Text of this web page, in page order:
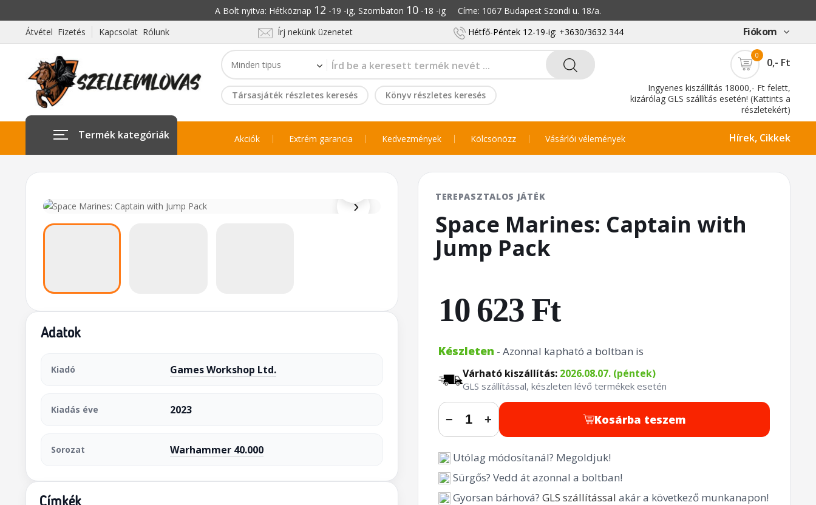
A Bolt nyitva: Hétköznap 12 -19 -ig, Szombaton 10-18 -ig Címe: 1067 Budapest Szondi u. 18/a.
Átvétel Fizetés
Kapcsolat Rólunk Írj nekünk üzenetet Hétfő-Péntek 12-19-ig: +3630/3632 344 Fiókom
Társasjáték részletes keresés Könyv részletes keresés
0
0,- Ft
Ingyenes kiszállítás 18000,- Ft felett,
kizárólag GLS szállítás esetén! (Kattints a
részletekért)
Termék kategóriák Akciók Extrém garancia Kedvezmények Kölcsönözz Vásárlói vélemények Hírek, Cikkek
›
Adatok
Kiadó Games Workshop Ltd.
Kiadás éve 2023
Sorozat Warhammer 40.000
TEREPASZTALOS JÁTÉK
Space Marines: Captain with
Jump Pack
10 623 Ft
Készleten - Azonnal kapható a boltban is
Várható kiszállítás: 2026.08.07. (péntek)
GLS szállítással, készleten lévő termékek esetén
− + Kosárba teszem
Utólag módosítanál? Megoldjuk!
Sürgős? Vedd át azonnal a boltban!
Gyorsan bárhová? GLS szállítással akár a következő munkanapon!